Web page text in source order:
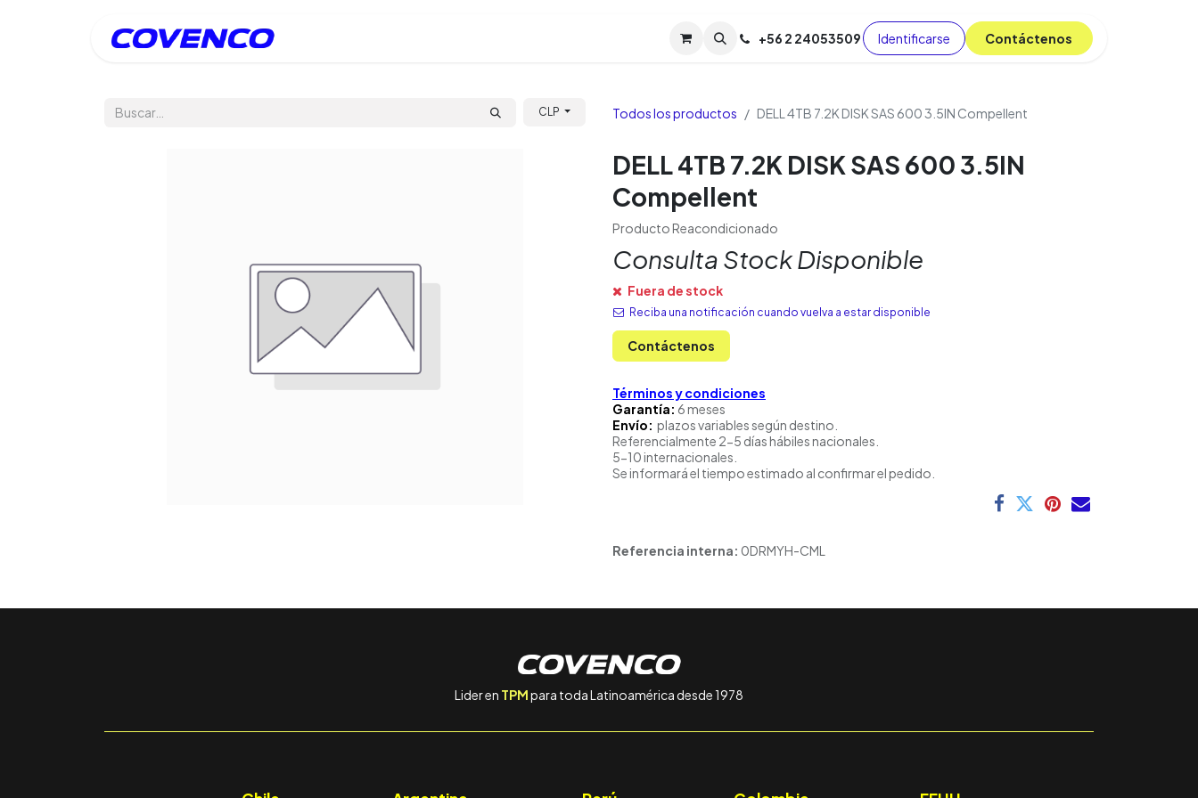
Soporte TPM (CL) Tienda Cursos Blog
+56 2 24053509 Identificarse C​​​​ont​​​​áct​​​​​​en​​​​​​os
CLP Todos los productos DELL 4TB 7.2K DISK SAS 600 3.5IN Compellent
DELL 4TB 7.2K DISK SAS 600 3.5IN
Compellent
Producto Reacondicionado
Consulta Stock Disponible
Fuera de stock
Reciba una notificación cuando vuelva a estar disponible
Contáctenos
Términos y condiciones
Garantía: 6 meses
Envío: plazos variables según destino.
Referencialmente 2-5 días hábiles nacionales.
5-10 internacionales.
Se informará el tiempo estimado al confirmar el pedido.
Referencia interna: 0DRMYH-CML
Lider en TPMpara toda Latinoamérica desde 1978